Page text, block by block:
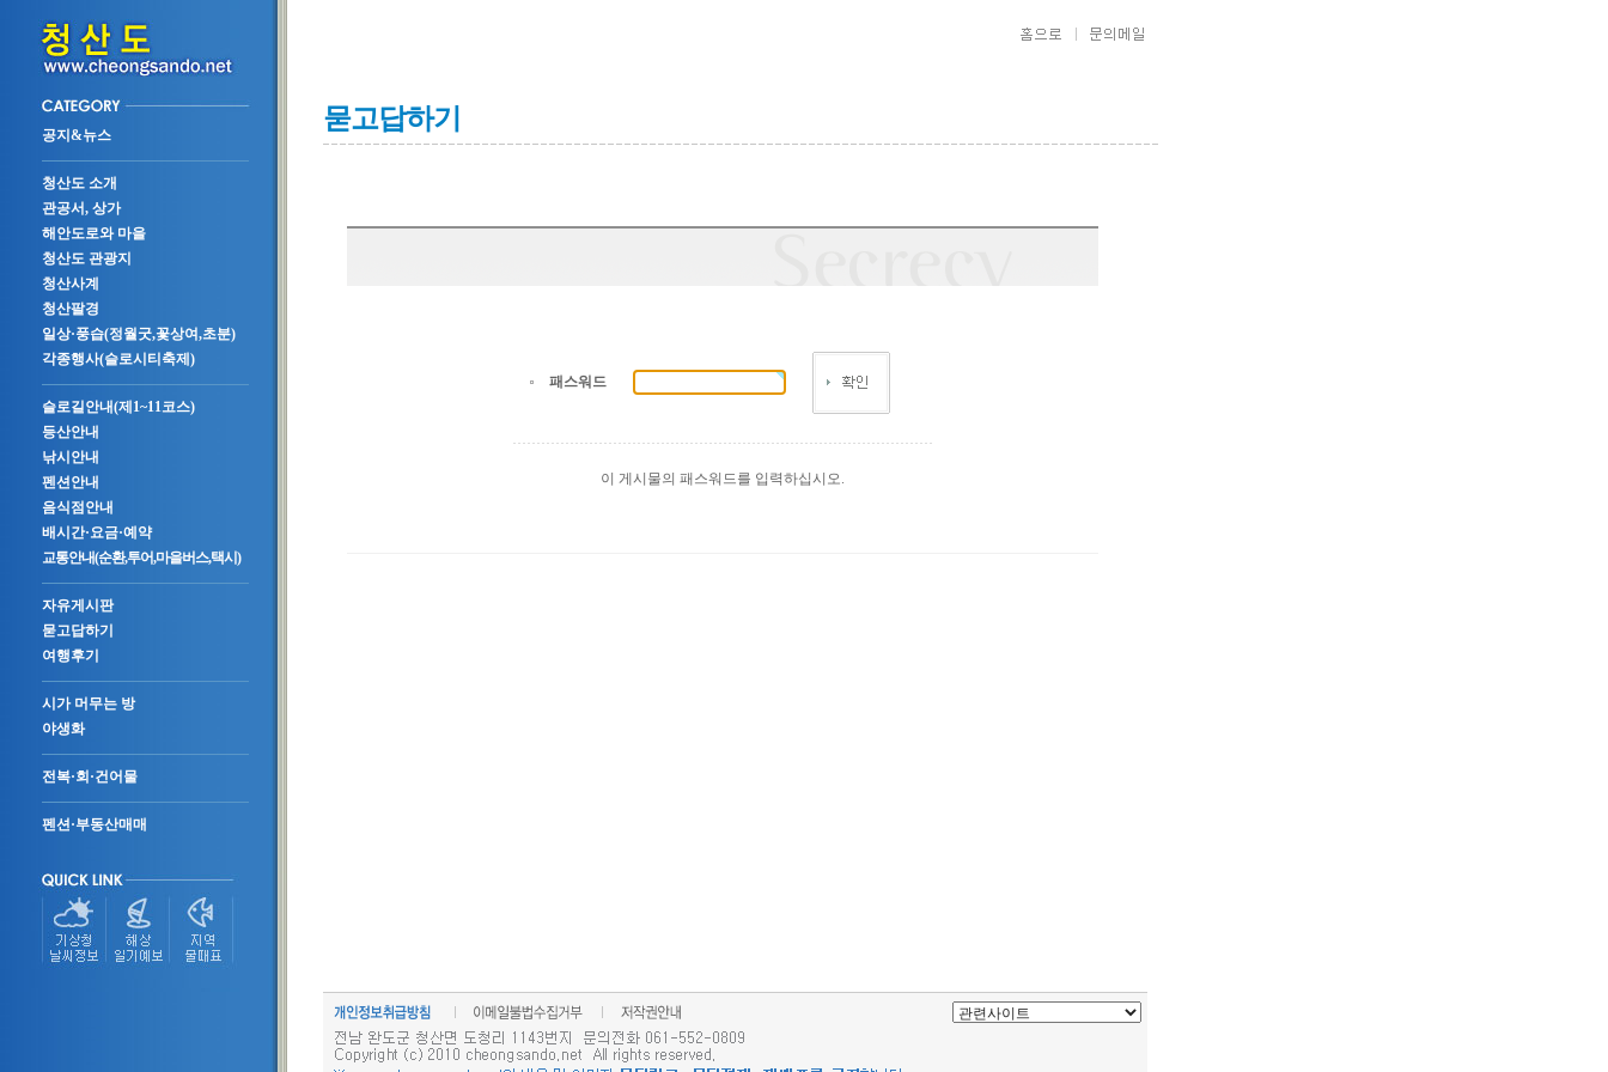
공지&뉴스
청산도 소개
관공서, 상가
해안도로와 마을
청산도 관광지
청산사계
청산팔경
일상·풍습(정월굿,꽃상여,초분)
각종행사(슬로시티축제)
슬로길안내(제1~11코스)
등산안내
낚시안내
펜션안내
음식점안내
배시간·요금·예약
교통안내(순환,투어,마을버스,택시)
자유게시판
묻고답하기
여행후기
시가 머무는 방
야생화
전복·회·건어물
펜션·부동산매매
묻고답하기
패스워드
이 게시물의 패스워드를 입력하십시오.